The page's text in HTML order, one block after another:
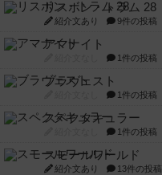
リスボン・トラム 28
紹介文あり 9件の投稿
アマナイト
1件の投稿
ブラヴェスト
1件の投稿
スペクタキュラー
1件の投稿
スモールワールド
紹介文あり 13件の投稿